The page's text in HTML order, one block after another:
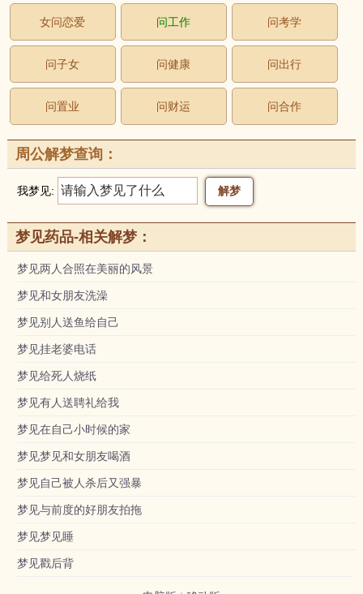
女问恋爱 问工作 问考学
问子女 问健康 问出行
问置业 问财运 问合作
周公解梦查询：
我梦见:
梦见药品-相关解梦：
梦见两人合照在美丽的风景
梦见和女朋友洗澡
梦见别人送鱼给自己
梦见挂老婆电话
梦见给死人烧纸
梦见有人送聘礼给我
梦见在自己小时候的家
梦见梦见和女朋友喝酒
梦见自己被人杀后又强暴
梦见与前度的好朋友拍拖
梦见梦见睡
梦见戳后背